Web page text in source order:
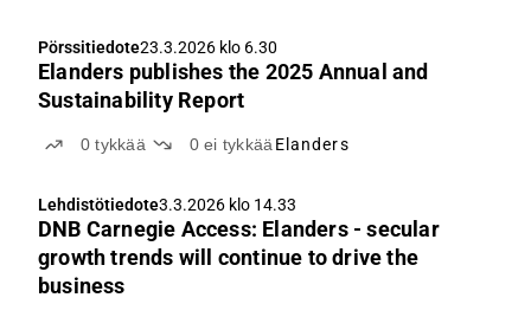
Pörssitiedote23.3.2026 klo 6.30
Elanders publishes the 2025 Annual and
Sustainability Report
0tykkää 0ei tykkää Elanders
Lehdistötiedote3.3.2026 klo 14.33
DNB Carnegie Access: Elanders - secular
growth trends will continue to drive the
business